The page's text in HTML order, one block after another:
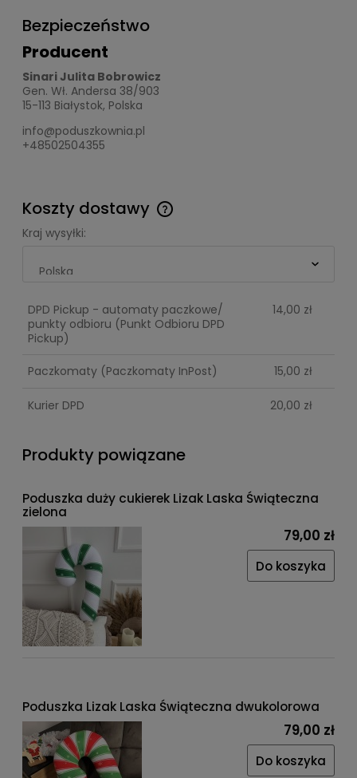
Bezpieczeństwo
Producent
Sinari Julita Bobrowicz
Gen. Wł. Andersa 38/903
15-113 Białystok, Polska
info@poduszkownia.pl
+48502504355
Koszty dostawy
Cena nie zawiera ewentualnych kosztów płatności
Kraj wysyłki:
DPD Pickup - automaty paczkowe/
punkty odbioru (Punkt Odbioru DPD
Pickup)
14,00 zł
Paczkomaty (Paczkomaty InPost) 15,00 zł
Kurier DPD 20,00 zł
Produkty powiązane
Poduszka duży cukierek Lizak Laska Świąteczna
zielona
79,00 zł
Do koszyka
Poduszka Lizak Laska Świąteczna dwukolorowa
79,00 zł
Do koszyka